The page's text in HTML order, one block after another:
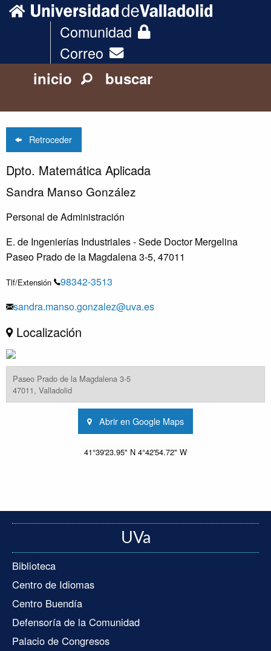
Comunidad
Correo
inicio
buscar
Retroceder
Dpto. Matemática Aplicada
Sandra Manso González
Personal de Administración
E. de Ingenierías Industriales - Sede Doctor Mergelina
Paseo Prado de la Magdalena 3-5, 47011
Tlf/Extensión
98342-3513
sandra.manso.gonzalez@uva.es
Localización
Paseo Prado de la Magdalena 3-5
47011, Valladolid
Abrir en Google Maps
41°39'23.95" N 4°42'54.72" W
UVa
Biblioteca
Centro de Idiomas
Centro Buendía
Defensoría de la Comunidad
Palacio de Congresos